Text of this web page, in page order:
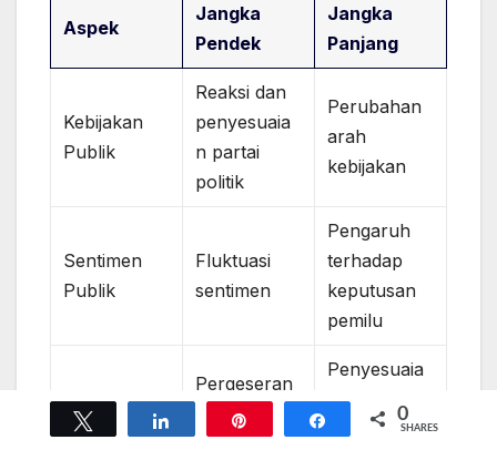
Aspek
Jangka
Pendek
Jangka
Panjang
Kebijakan
Publik
Reaksi dan
penyesuaia
n partai
politik
Perubahan
arah
kebijakan
Sentimen
Publik
Fluktuasi
sentimen
Pengaruh
terhadap
keputusan
pemilu
Strategi
Kampanye
Pergeseran
fokus
kampanye
Penyesuaia
n strategi
berdasarka
Share 0
SHARES